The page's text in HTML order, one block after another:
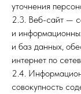
уточнения
2.3. Веб-сайт —
и
и баз данных,
интернет по
2.4.
совокупность